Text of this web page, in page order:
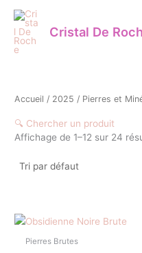
contenu
Cristal De
Accueil / 2025 / Pierres et
🔍 Chercher un produit
On sale(3)
Affichage de 1–12 sur 24
Pierres Brutes